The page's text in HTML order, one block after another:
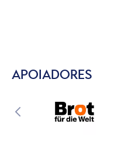
APOIADORES